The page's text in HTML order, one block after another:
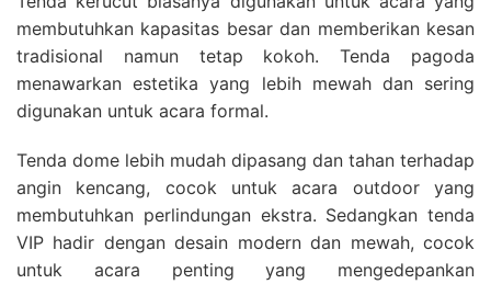
membutuhkan kapasitas besar dan memberikan kesan
tradisional namun tetap kokoh. Tenda pagoda
menawarkan estetika yang lebih mewah dan sering
digunakan untuk acara formal.
Tenda dome lebih mudah dipasang dan tahan terhadap
angin kencang, cocok untuk acara outdoor yang
membutuhkan perlindungan ekstra. Sedangkan tenda
VIP hadir dengan desain modern dan mewah, cocok
untuk acara penting yang mengedepankan